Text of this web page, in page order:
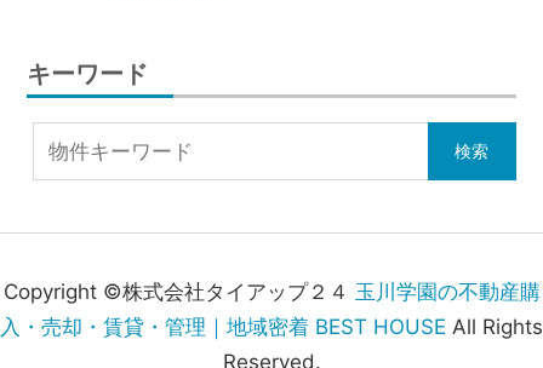
キーワード
Copyright ©株式会社タイアップ２４ 玉川学園の不動産購
入・売却・賃貸・管理｜地域密着 BEST HOUSE All Rights
Reserved.